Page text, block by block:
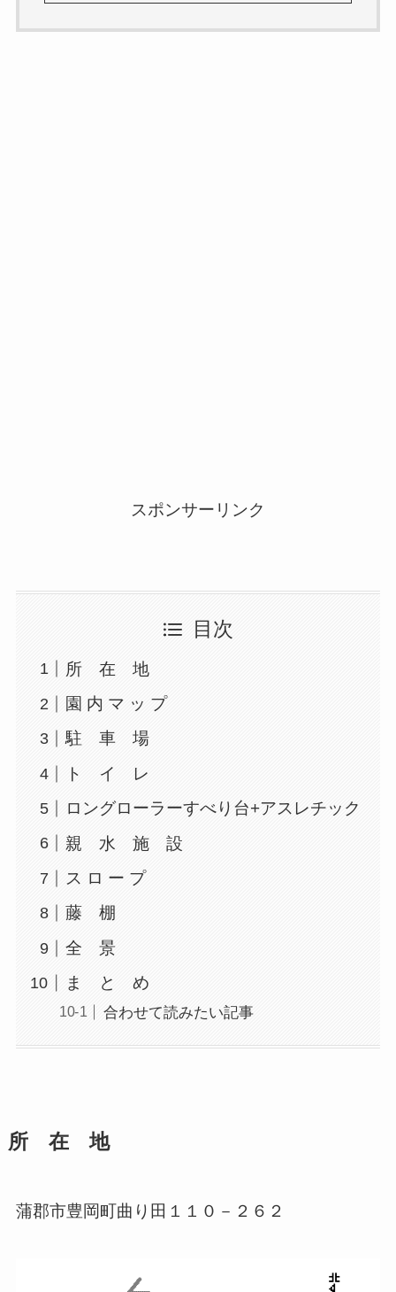
スポンサーリンク
目次
所 在 地
園 内 マ ッ プ
駐 車 場
ト イ レ
ロングローラーすべり台+アスレチック
親 水 施 設
ス ロ ー プ
藤 棚
全 景
ま と め
合わせて読みたい記事
所 在 地
蒲郡市豊岡町曲り田１１０－２６２